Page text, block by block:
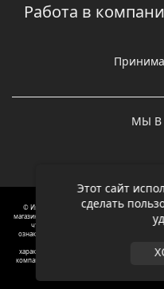
Этот сайт
сделать
Работа в
МЫ В
© Интернет-магазин напольных покрытий
магазин, вы даете согласие на обработку
что пpиведеные цeны и
ознакомительный харaктер и не являютcя
харaктеристиках товaров, их нaличия и
компании. Копирование и использование